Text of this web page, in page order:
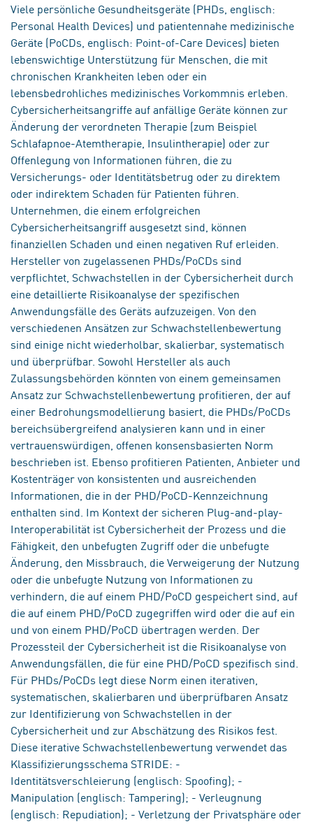
Viele persönliche Gesundheitsgeräte (PHDs, englisch:
Personal Health Devices) und patientennahe medizinische
Geräte (PoCDs, englisch: Point-of-Care Devices) bieten
lebenswichtige Unterstützung für Menschen, die mit
chronischen Krankheiten leben oder ein
lebensbedrohliches medizinisches Vorkommnis erleben.
Cybersicherheitsangriffe auf anfällige Geräte können zur
Änderung der verordneten Therapie (zum Beispiel
Schlafapnoe-Atemtherapie, Insulintherapie) oder zur
Offenlegung von Informationen führen, die zu
Versicherungs- oder Identitätsbetrug oder zu direktem
oder indirektem Schaden für Patienten führen.
Unternehmen, die einem erfolgreichen
Cybersicherheitsangriff ausgesetzt sind, können
finanziellen Schaden und einen negativen Ruf erleiden.
Hersteller von zugelassenen PHDs/PoCDs sind
verpflichtet, Schwachstellen in der Cybersicherheit durch
eine detaillierte Risikoanalyse der spezifischen
Anwendungsfälle des Geräts aufzuzeigen. Von den
verschiedenen Ansätzen zur Schwachstellenbewertung
sind einige nicht wiederholbar, skalierbar, systematisch
und überprüfbar. Sowohl Hersteller als auch
Zulassungsbehörden könnten von einem gemeinsamen
Ansatz zur Schwachstellenbewertung profitieren, der auf
einer Bedrohungsmodellierung basiert, die PHDs/PoCDs
bereichsübergreifend analysieren kann und in einer
vertrauenswürdigen, offenen konsensbasierten Norm
beschrieben ist. Ebenso profitieren Patienten, Anbieter und
Kostenträger von konsistenten und ausreichenden
Informationen, die in der PHD/PoCD-Kennzeichnung
enthalten sind. Im Kontext der sicheren Plug-and-play-
Interoperabilität ist Cybersicherheit der Prozess und die
Fähigkeit, den unbefugten Zugriff oder die unbefugte
Änderung, den Missbrauch, die Verweigerung der Nutzung
oder die unbefugte Nutzung von Informationen zu
verhindern, die auf einem PHD/PoCD gespeichert sind, auf
die auf einem PHD/PoCD zugegriffen wird oder die auf ein
und von einem PHD/PoCD übertragen werden. Der
Prozessteil der Cybersicherheit ist die Risikoanalyse von
Anwendungsfällen, die für eine PHD/PoCD spezifisch sind.
Für PHDs/PoCDs legt diese Norm einen iterativen,
systematischen, skalierbaren und überprüfbaren Ansatz
zur Identifizierung von Schwachstellen in der
Cybersicherheit und zur Abschätzung des Risikos fest.
Diese iterative Schwachstellenbewertung verwendet das
Klassifizierungsschema STRIDE: -
Identitätsverschleierung (englisch: Spoofing); -
Manipulation (englisch: Tampering); - Verleugnung
(englisch: Repudiation); - Verletzung der Privatsphäre oder